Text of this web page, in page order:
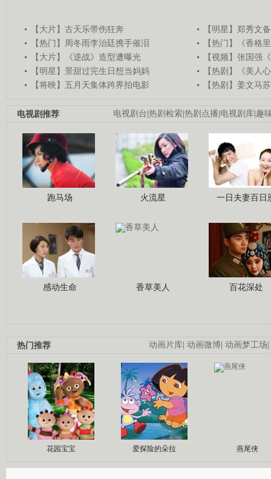
【大片】古天乐带伤狂奔
【明星】郑秀文
【热门】周冬雨李治廷携手催泪
【热门】《香格
【大片】《逆战》造型遭曝光
【视频】张国强
【明星】景甜过完生日想当妈妈
【热剧】《美人
【将映】五月天集体跨界拍电影
【热剧】姜文马
电视剧台|热剧检索|热剧点播|电视剧库|趣
电视剧推荐
跑马场 火流星 一日夫妻百日
感动生命 香草美人 百花深处
动画片库| 动画微博| 动画梦工场|
热门推荐
花园宝宝 爱探险的朵拉 燕尾侠